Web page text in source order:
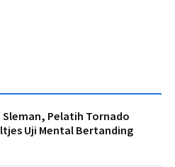
Sleman, Pelatih Tornado
Uji Mental Bertanding